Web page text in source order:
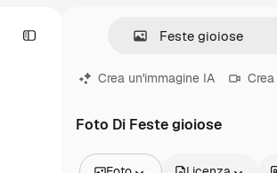
Crea un'immagine IA
Foto Di Feste gioiose